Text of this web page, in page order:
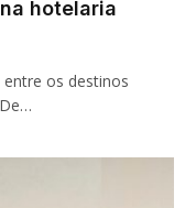
hotelaria
os destinos